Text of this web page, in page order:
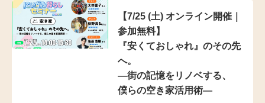
【7/25 (土) オンライン開催｜
参加無料】
『安くておしゃれ』のその先
へ。
―街の記憶をリノベする、
僕らの空き家活用術―